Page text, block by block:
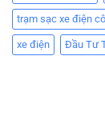
trạm sạc xe điện
xe điện Đầu Tư